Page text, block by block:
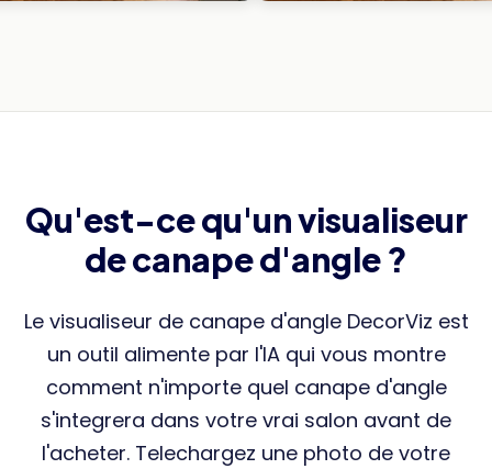
Qu'est-ce qu'un visualiseur
de canape d'angle ?
Le visualiseur de canape d'angle DecorViz est
un outil alimente par l'IA qui vous montre
comment n'importe quel canape d'angle
s'integrera dans votre vrai salon avant de
l'acheter. Telechargez une photo de votre